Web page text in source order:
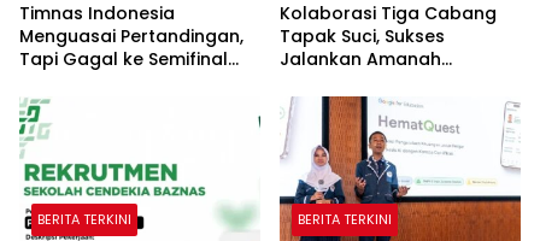
Timnas Indonesia
Menguasai Pertandingan,
Tapi Gagal ke Semifinal
Kolaborasi Tiga Cabang
Tapak Suci, Sukses
Jalankan Amanah
Gubernur Sulawesi Selatan
BERITA TERKINI BERITA TERKINI